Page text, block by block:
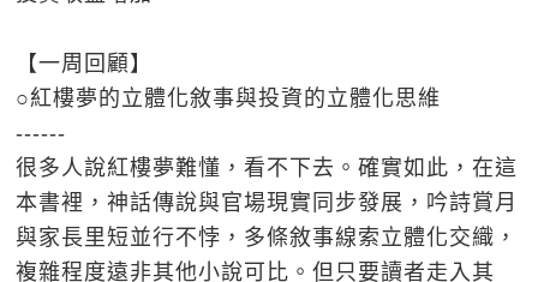
【一周回顧】
○紅樓夢的立體化敘事與投資的立體化思維
------
很多人說紅樓夢難懂，看不下去。確實如此，在這
本書裡，神話傳說與官場現實同步發展，吟詩賞月
與家長里短並行不悖，多條敘事線索立體化交織，
複雜程度遠非其他小說可比。但只要讀者走入其